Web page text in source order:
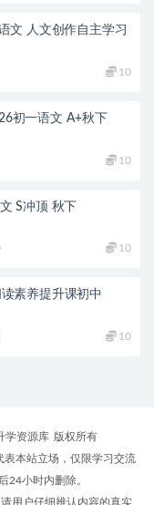
文 人文创作自主学习
10
初一语文 A+秋下
10
S冲顶 秋下
10
素养提升课初中
10
学资源库 版权所有
表本站立场，仅限学习交流
24小时内删除。
用户仔细辨认内容的真实